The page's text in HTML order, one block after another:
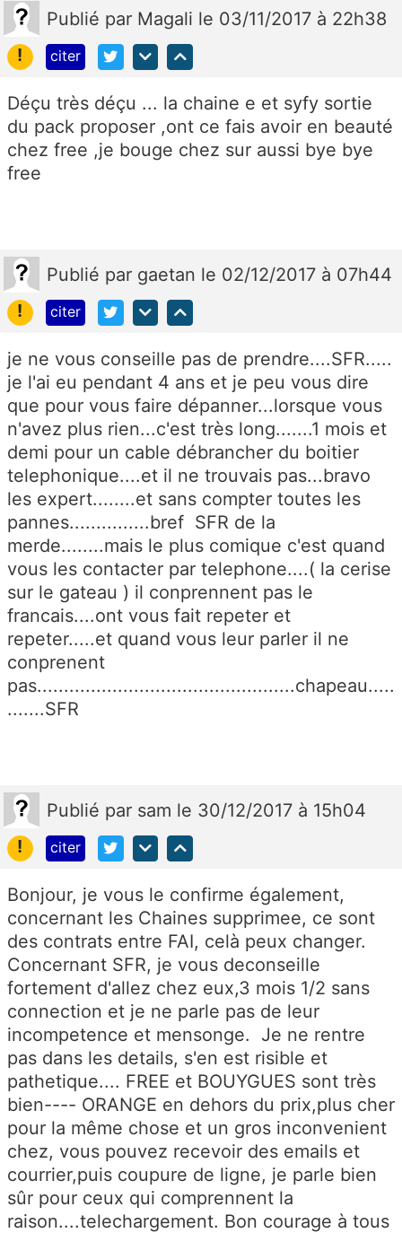
Publié par Magali le 03/11/2017 à 22h38
!
citer
Déçu très déçu ... la chaine e et syfy sortie
du pack proposer ,ont ce fais avoir en beauté
chez free ,je bouge chez sur aussi bye bye
free
Publié par gaetan le 02/12/2017 à 07h44
!
citer
je ne vous conseille pas de prendre....SFR.....
je l'ai eu pendant 4 ans et je peu vous dire
que pour vous faire dépanner...lorsque vous
n'avez plus rien...c'est très long.......1 mois et
demi pour un cable débrancher du boitier
telephonique....et il ne trouvais pas...bravo
les expert........et sans compter toutes les
pannes...............bref SFR de la
merde........mais le plus comique c'est quand
vous les contacter par telephone....( la cerise
sur le gateau ) il conprennent pas le
francais....ont vous fait repeter et
repeter.....et quand vous leur parler il ne
conprenent
pas................................................chapeau.....
.......SFR
Publié par sam le 30/12/2017 à 15h04
!
citer
Bonjour, je vous le confirme également,
concernant les Chaines supprimee, ce sont
des contrats entre FAI, celà peux changer.
Concernant SFR, je vous deconseille
fortement d'allez chez eux,3 mois 1/2 sans
connection et je ne parle pas de leur
incompetence et mensonge. Je ne rentre
pas dans les details, s'en est risible et
pathetique.... FREE et BOUYGUES sont très
bien---- ORANGE en dehors du prix,plus cher
pour la même chose et un gros inconvenient
chez, vous pouvez recevoir des emails et
courrier,puis coupure de ligne, je parle bien
sûr pour ceux qui comprennent la
raison....telechargement. Bon courage à tous